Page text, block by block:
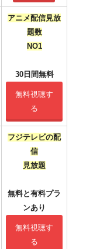
アニメ配信見放
題数
NO1
30日間無料
無料視聴す
る
フジテレビの配
信
見放題
無料と有料プラ
ンあり
無料視聴す
る